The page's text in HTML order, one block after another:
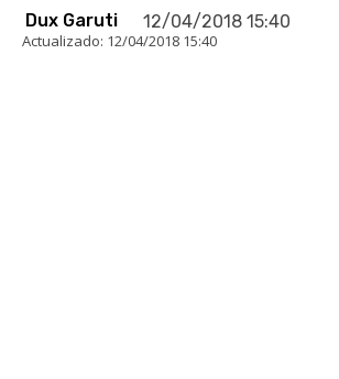
Dux Garuti 12/04/2018 15:40
Actualizado: 12/04/2018 15:40